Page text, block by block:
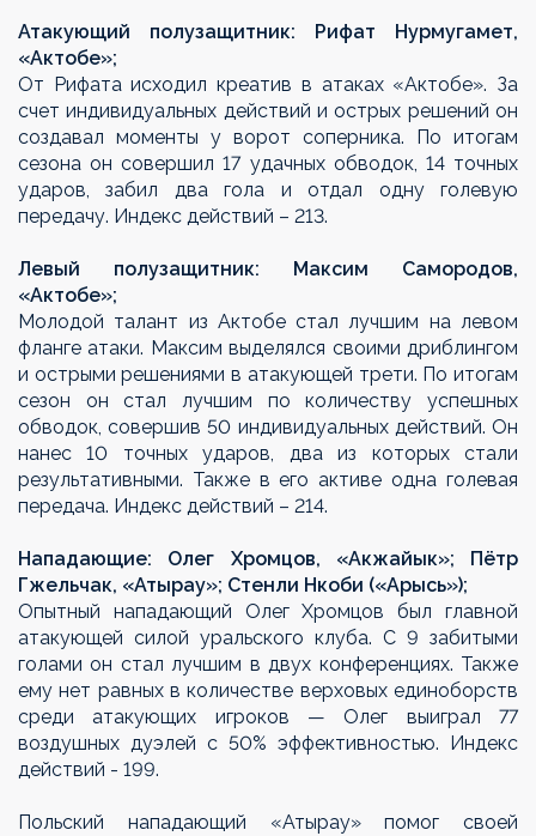
Атакующий полузащитник: Рифат Нурмугамет,
«Актобе»;
От Рифата исходил креатив в атаках «Актобе». За
счет индивидуальных действий и острых решений он
создавал моменты у ворот соперника. По итогам
сезона он совершил 17 удачных обводок, 14 точных
ударов, забил два гола и отдал одну голевую
передачу. Индекс действий – 213.
Левый полузащитник: Максим Самородов,
«Актобе»;
Молодой талант из Актобе стал лучшим на левом
фланге атаки. Максим выделялся своими дриблингом
и острыми решениями в атакующей трети. По итогам
сезон он стал лучшим по количеству успешных
обводок, совершив 50 индивидуальных действий. Он
нанес 10 точных ударов, два из которых стали
результативными. Также в его активе одна голевая
передача. Индекс действий – 214.
Нападающие: Олег Хромцов, «Акжайык»; Пётр
Гжельчак, «Атырау»; Стенли Нкоби («Арысь»);
Опытный нападающий Олег Хромцов был главной
атакующей силой уральского клуба. С 9 забитыми
голами он стал лучшим в двух конференциях. Также
ему нет равных в количестве верховых единоборств
среди атакующих игроков — Олег выиграл 77
воздушных дуэлей с 50% эффективностью. Индекс
действий - 199.
Польский нападающий «Атырау» помог своей